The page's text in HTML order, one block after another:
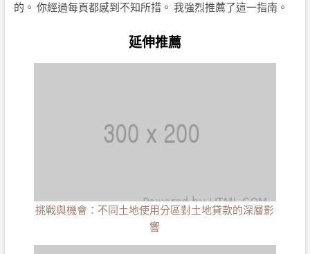
的。 你經過每頁都感到不知所措。 我強烈推薦了這一指南。
延伸推薦
挑戰與機會：不同土地使用分區對土地貸款的深層影
響